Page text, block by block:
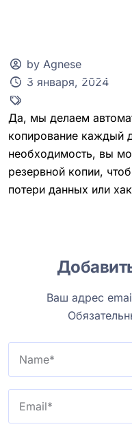
by Agnese
3 января, 2024
Да, мы делаем
копирование каждый
необходимость, вы
резервной копии,
потери данных или
Ваш адрес